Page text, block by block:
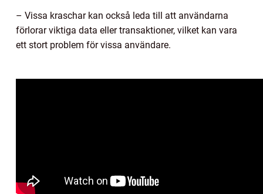
– Vissa kraschar kan också leda till att användarna
förlorar viktiga data eller transaktioner, vilket kan vara
ett stort problem för vissa användare.